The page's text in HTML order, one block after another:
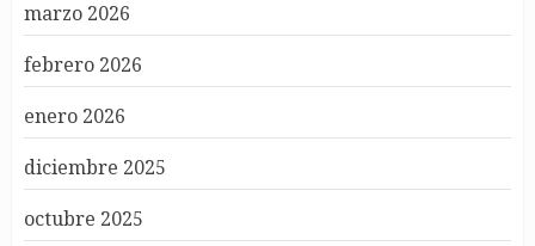
marzo 2026
febrero 2026
enero 2026
diciembre 2025
octubre 2025